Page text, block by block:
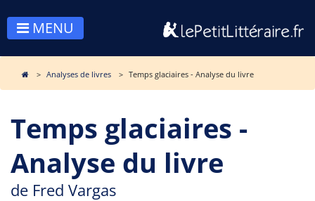
MENU
Analyses de livres Temps glaciaires - Analyse du livre
Temps glaciaires -
Analyse du livre
de Fred Vargas